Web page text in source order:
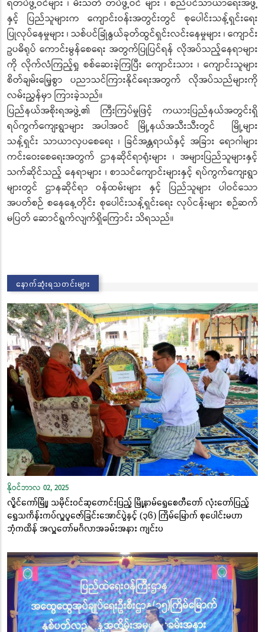
ရဲတပ်ဖွဲ့ဝင်များ ၊ မီးသတ် တပ်ဖွဲ့ဝင် များ ၊ စည်ပင်သာယာရေးအဖွဲ့
နှင့် ပြည်သူများက ကျောင်းဝန်းအတွင်းတွင် စုပေါင်းသန့်ရှင်းရေး
ပြုလုပ်နေမှုများ ၊ သစ်ပင်ခြုံနွယ်ခုတ်ထွင်ရှင်းလင်းနေမှုများ ၊ ကျောင်း
ဥပဓိရုပ် ကောင်းမွန်စေရေး အတွက်ပြုပြင်ရန် လိုအပ်သည့်နေရာများ
ကို လိုက်လံကြည့်ရှု စစ်ဆေးခဲ့ကြပြီး ကျောင်းသား ၊ ကျောင်းသူများ
စိတ်ချမ်းမြေ့စွာ ပညာသင်ကြားနိုင်ရေးအတွက် လိုအပ်သည်များကို
လမ်းညွှန်မှာ ကြားခဲ့သည်။
ပြည်နယ်အစိုးရအဖွဲ့၏ ကြီးကြပ်မှုဖြင့် ကယားပြည်နယ်အတွင်းရှိ
ရပ်ကွက်ကျေးရွာများ အပါအဝင် မြို့နယ်အသီးသီးတွင် မြို့များ
သန့်ရှင်း သာယာလှပစေရေး ၊ ခြင်အန္တရာယ်နှင့် အခြား ရောဂါများ
ကင်းဝေးစေရေးအတွက် ဌာနဆိုင်ရာရုံးများ ၊ အများပြည်သူများနှင့်
သက်ဆိုင်သည့် နေရာများ ၊ စာသင်ကျောင်းများနှင့် ရပ်ကွက်ကျေးရွာ
များတွင် ဌာနဆိုင်ရာ ဝန်ထမ်းများ နှင့် ပြည်သူများ ပါဝင်သော
အပတ်စဉ် စနေနေ့တိုင်း စုပေါင်းသန့်ရှင်းရေး လုပ်ငန်းများ စဉ်ဆက်
မပြတ် ဆောင်ရွက်လျက်ရှိကြောင်း သိရသည်။
နောက်ဆုံးရသတင်းများ
နိုဝင်ဘာလ 02, 2025
လွိုင်ကော်မြို့၊ သမိုင်းဝင်ဆုတောင်းပြည့် မြို့နာမ်ရွှေစေတီတော် လုံးတော်ပြည့်
ရွှေသင်္ကန်းကပ်လှူပူဇော်ခြင်းအောင်ပွဲနှင့် (၃၆) ကြိမ်မြောက် စုပေါင်းမဟာ
ဘုံကထိန် အလှူတော်မင်္ဂလာအခမ်းအနား ကျင်းပ